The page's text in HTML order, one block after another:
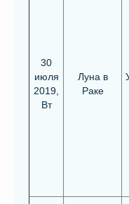
30
июля
2019,
Вт
Луна в
Раке